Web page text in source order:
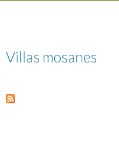
Villas mosanes